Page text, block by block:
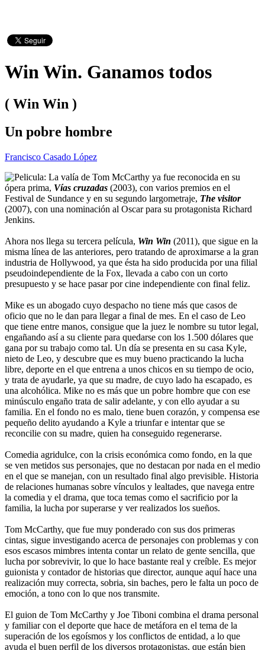
Win Win. Ganamos todos
( Win Win )
Un pobre hombre
Francisco Casado López
La valía de Tom McCarthy ya fue reconocida en su
ópera prima, Vías cruzadas (2003), con varios premios en el
Festival de Sundance y en su segundo largometraje, The visitor
(2007), con una nominación al Oscar para su protagonista Richard
Jenkins.
Ahora nos llega su tercera película, Win Win (2011), que sigue en la
misma línea de las anteriores, pero tratando de aproximarse a la gran
industria de Hollywood, ya que ésta ha sido producida por una filial
pseudoindependiente de la Fox, llevada a cabo con un corto
presupuesto y se hace pasar por cine independiente con final feliz.
Mike es un abogado cuyo despacho no tiene más que casos de
oficio que no le dan para llegar a final de mes. En el caso de Leo
que tiene entre manos, consigue que la juez le nombre su tutor legal,
engañando así a su cliente para quedarse con los 1.500 dólares que
gana por su trabajo como tal. Un día se presenta en su casa Kyle,
nieto de Leo, y descubre que es muy bueno practicando la lucha
libre, deporte en el que entrena a unos chicos en su tiempo de ocio,
y trata de ayudarle, ya que su madre, de cuyo lado ha escapado, es
una alcohólica. Mike no es más que un pobre hombre que con ese
minúsculo engaño trata de salir adelante, y con ello ayudar a su
familia. En el fondo no es malo, tiene buen corazón, y compensa ese
pequeño delito ayudando a Kyle a triunfar e intentar que se
reconcilie con su madre, quien ha conseguido regenerarse.
Comedia agridulce, con la crisis económica como fondo, en la que
se ven metidos sus personajes, que no destacan por nada en el medio
en el que se manejan, con un resultado final algo previsible. Historia
de relaciones humanas sobre vínculos y lealtades, que navega entre
la comedia y el drama, que toca temas como el sacrificio por la
familia, la lucha por superarse y ver realizados los sueños.
Tom McCarthy, que fue muy ponderado con sus dos primeras
cintas, sigue investigando acerca de personajes con problemas y con
esos escasos mimbres intenta contar un relato de gente sencilla, que
lucha por sobrevivir, lo que lo hace bastante real y creíble. Es mejor
guionista y contador de historias que director, aunque aquí hace una
realización muy correcta, sobria, sin baches, pero le falta un poco de
emoción, a tono con lo que nos transmite.
El guion de Tom McCarthy y Joe Tiboni combina el drama personal
y familiar con el deporte que hace de metáfora en el tema de la
superación de los egoísmos y los conflictos de entidad, a lo que
ayuda el buen perfil de los diversos protagonistas, que están bien